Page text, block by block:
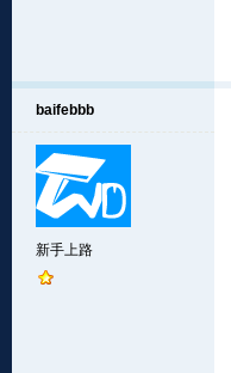
baifebbb
新手上路